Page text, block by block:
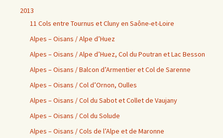
2013
11 Cols entre Tournus et Cluny en Saône-et-Loire
Alpes – Oisans / Alpe d’Huez
Alpes – Oisans / Alpe d’Huez, Col du Poutran et Lac Besson
Alpes – Oisans / Balcon d’Armentier et Col de Sarenne
Alpes – Oisans / Col d’Ornon, Oulles
Alpes – Oisans / Col du Sabot et Collet de Vaujany
Alpes – Oisans / Col du Solude
Alpes – Oisans / Cols de l’Alpe et de Maronne